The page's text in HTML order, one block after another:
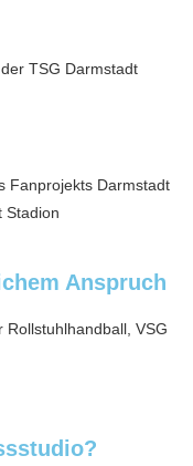
TSG Darmstadt
Fanprojekts Darmstadt
Stadion
Anspruch
Rollstuhlhandball, VSG